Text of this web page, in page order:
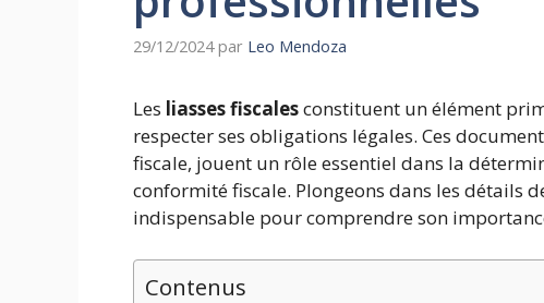
29/12/2024 par Leo Mendoza
Les liasses fiscalesconstituent un élément
respecter ses obligations légales. Ces
fiscale, jouent un rôle essentiel dans la
conformité fiscale. Plongeons dans les détails
indispensable pour comprendre son
Contenus